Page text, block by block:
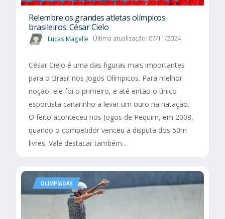
Relembre os grandes atletas olímpicos
brasileiros: César Cielo
Lucas Magelle Última atualização: 07/11/2024
César Cielo é uma das figuras mais importantes
para o Brasil nos Jogos Olímpicos. Para melhor
noção, ele foi o primeiro, e até então o único
esportista canarinho a levar um ouro na natação.
O feito aconteceu nos Jogos de Pequim, em 2008,
quando o competidor venceu a disputa dos 50m
livres. Vale destacar também...
OLIMPÍADAS